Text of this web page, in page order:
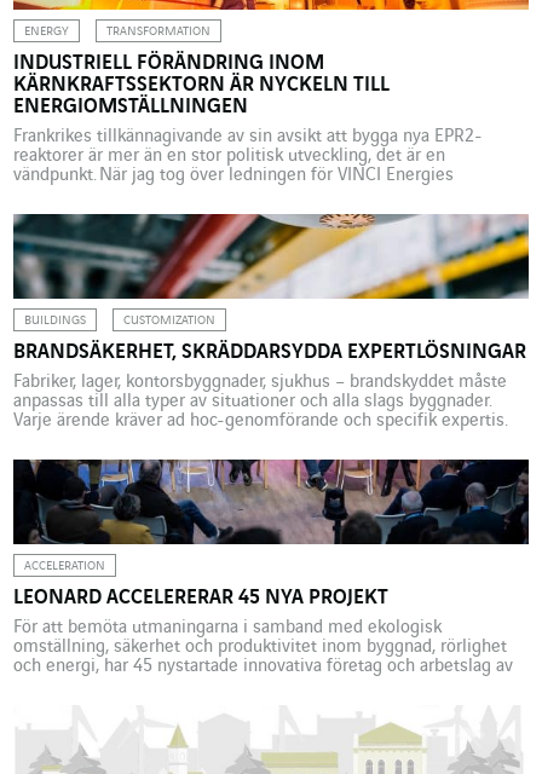
ENERGY TRANSFORMATION
INDUSTRIELL FÖRÄNDRING INOM
KÄRNKRAFTSSEKTORN ÄR NYCKELN TILL
ENERGIOMSTÄLLNINGEN
Frankrikes tillkännagivande av sin avsikt att bygga nya EPR2-
reaktorer är mer än en stor politisk utveckling, det är en
vändpunkt. När jag tog över ledningen för VINCI Energies
fortfarande att kärnkraftssektorn skulle osynliggöras. Inom loppet
av två år, på grund av effekten av både klimatkrisen och trycket på
energimarknaden, […]
BUILDINGS CUSTOMIZATION
BRANDSÄKERHET, SKRÄDDARSYDDA EXPERTLÖSNINGAR
Fabriker, lager, kontorsbyggnader, sjukhus – brandskyddet måste
anpassas till alla typer av situationer och alla slags byggnader.
Varje ärende kräver ad hoc-genomförande och specifik expertis.
oumbärliga för att garantera säkerheten, oavsett om det gäller
fabriker, vårdinrättningar eller kontorsbyggnader.
”Brandbekämpningsutrustning i byggnader, särskilt lager och
logistikcentrum, är föremål för olika […]
ACCELERATION
LEONARD ACCELERERAR 45 NYA PROJEKT
För att bemöta utmaningarna i samband med ekologisk
omställning, säkerhet och produktivitet inom byggnad, rörlighet
och energi, har 45 nystartade innovativa företag och arbetslag av
välkomna dessa 45 nya projekt till Leonard”, förklarar Julien
Villalongue, […]